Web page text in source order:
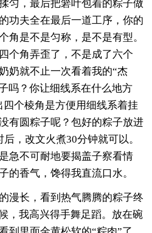
匀，最后把箬叶包着的粽子做
功夫全在最后一道工序，你的
角是不是匀称，是不是有型。
个角弄歪了，不是成了六个
奶就不止一次看着我的“杰
吗？你让细线系在什么地方
个棱角是方便用细线系着挂
有圆粽子呢？包好的粽子放进
，改文火煮30分钟就可以。
急不可耐地要揭盖子察看情
的香气，馋得我直流口水。
漫长，看到热气腾腾的粽子终
，我高兴得手舞足蹈。放在碗